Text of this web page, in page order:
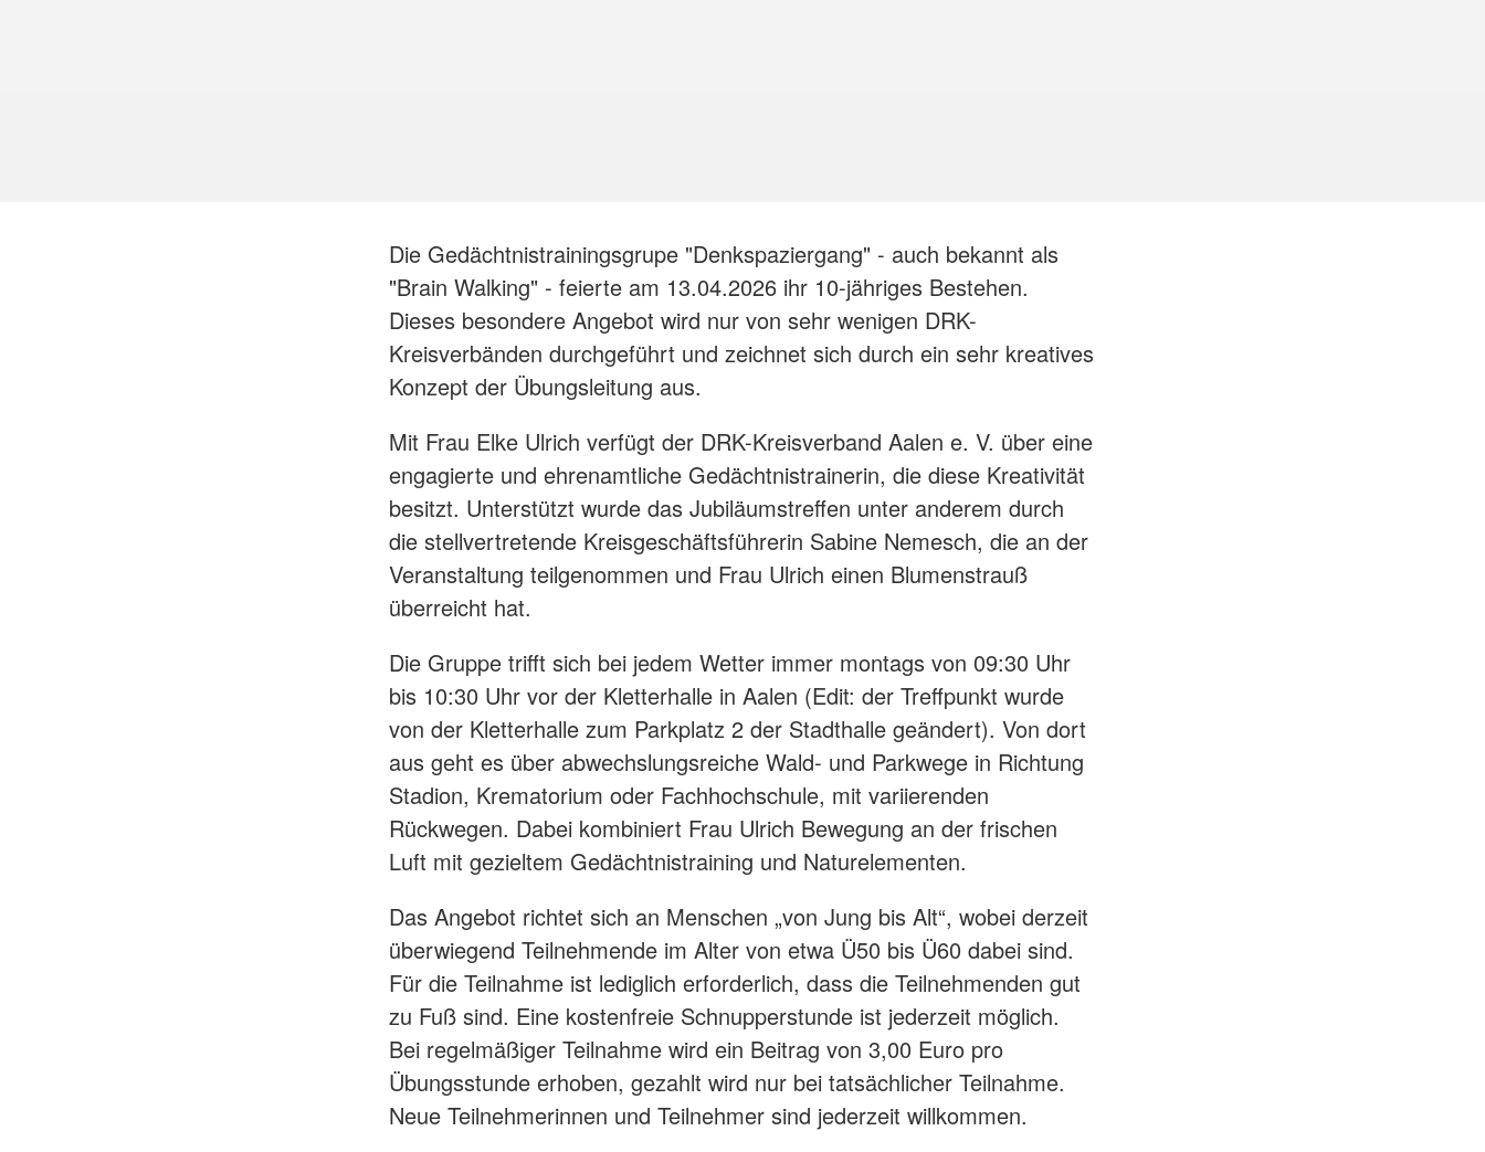
Die Gedächtnistrainingsgrupe "Denkspaziergang" - auch bekannt als
"Brain Walking" - feierte am 13.04.2026 ihr 10-jähriges Bestehen.
Dieses besondere Angebot wird nur von sehr wenigen DRK-
Kreisverbänden durchgeführt und zeichnet sich durch ein sehr kreatives
Konzept der Übungsleitung aus.
Mit Frau Elke Ulrich verfügt der DRK-Kreisverband Aalen e. V. über eine
engagierte und ehrenamtliche Gedächtnistrainerin, die diese Kreativität
besitzt. Unterstützt wurde das Jubiläumstreffen unter anderem durch
die stellvertretende Kreisgeschäftsführerin Sabine Nemesch, die an der
Veranstaltung teilgenommen und Frau Ulrich einen Blumenstrauß
überreicht hat.
Die Gruppe trifft sich bei jedem Wetter immer montags von 09:30 Uhr
bis 10:30 Uhr vor der Kletterhalle in Aalen (Edit: der Treffpunkt wurde
von der Kletterhalle zum Parkplatz 2 der Stadthalle geändert). Von dort
aus geht es über abwechslungsreiche Wald- und Parkwege in Richtung
Stadion, Krematorium oder Fachhochschule, mit variierenden
Rückwegen. Dabei kombiniert Frau Ulrich Bewegung an der frischen
Luft mit gezieltem Gedächtnistraining und Naturelementen.
Das Angebot richtet sich an Menschen „von Jung bis Alt“, wobei derzeit
überwiegend Teilnehmende im Alter von etwa Ü50 bis Ü60 dabei sind.
Für die Teilnahme ist lediglich erforderlich, dass die Teilnehmenden gut
zu Fuß sind. Eine kostenfreie Schnupperstunde ist jederzeit möglich.
Bei regelmäßiger Teilnahme wird ein Beitrag von 3,00 Euro pro
Übungsstunde erhoben, gezahlt wird nur bei tatsächlicher Teilnahme.
Neue Teilnehmerinnen und Teilnehmer sind jederzeit willkommen.